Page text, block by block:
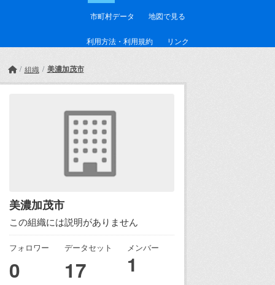
市町村データ 地図で見る
利用方法・利用規約 リンク
組織 美濃加茂市
美濃加茂市
この組織には説明がありません
フォロワー
0
データセット
17
メンバー
1